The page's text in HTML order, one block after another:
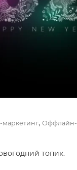
,Оффлайн-
топик.